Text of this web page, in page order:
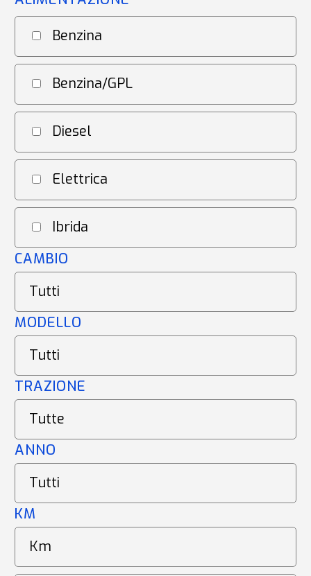
Benzina
Benzina/GPL
Diesel
Elettrica
Ibrida
CAMBIO
MODELLO
TRAZIONE
ANNO
KM